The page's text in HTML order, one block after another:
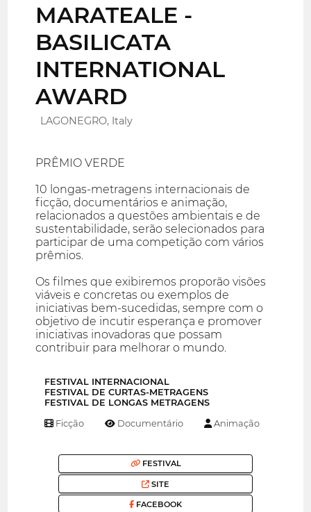
MARATEALE -
BASILICATA
INTERNATIONAL
AWARD
LAGONEGRO, Italy
PRÊMIO VERDE
10 longas-metragens internacionais de
ficção, documentários e animação,
relacionados a questões ambientais e de
sustentabilidade, serão selecionados para
participar de uma competição com vários
prêmios.
Os filmes que exibiremos proporão visões
viáveis e concretas ou exemplos de
iniciativas bem-sucedidas, sempre com o
objetivo de incutir esperança e promover
iniciativas inovadoras que possam
contribuir para melhorar o mundo.
FESTIVAL INTERNACIONAL
FESTIVAL DE CURTAS-METRAGENS
FESTIVAL DE LONGAS METRAGENS
Ficção Documentário Animação
FESTIVAL
SITE
FACEBOOK